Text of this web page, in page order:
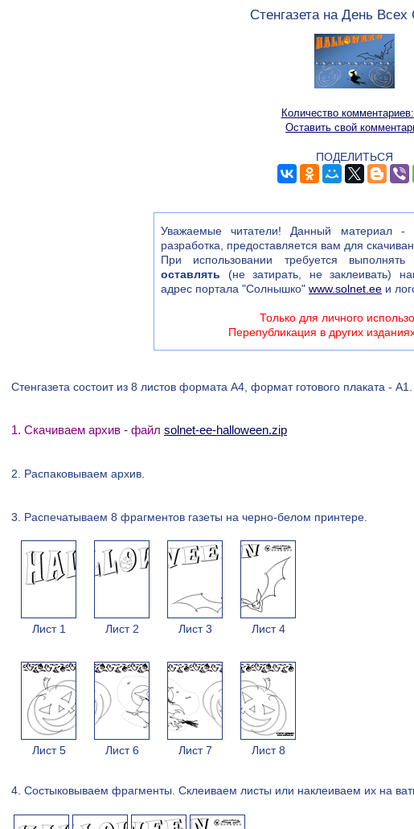
Стенгазета на День Всех
Количество
Оставить свой
ПОДЕЛИТЬСЯ
Уважаемые читатели! Данный материал -
разработка, предоставляется вам для
При использовании требуется выполнять
оставлять (не затирать, не заклеивать)
адрес портала "Солнышко" www.solnet.ee и
Только для личного
Перепубликация в других
Стенгазета состоит из 8 листов формата А4, формат готового плаката - А1.
1. Скачиваем архив - файл solnet-ee-halloween.zip
2. Распаковываем архив.
3. Распечатываем 8 фрагментов газеты на черно-белом принтере.
Лист 1 Лист 2 Лист 3 Лист 4
Лист 5 Лист 6 Лист 7 Лист 8
4. Состыковываем фрагменты. Cклеиваем листы или наклеиваем их на